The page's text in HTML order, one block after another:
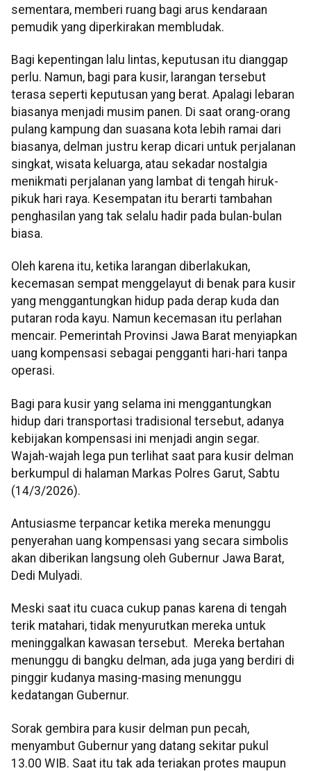
sementara, memberi ruang bagi arus kendaraan
pemudik yang diperkirakan membludak.
Bagi kepentingan lalu lintas, keputusan itu dianggap
perlu. Namun, bagi para kusir, larangan tersebut
terasa seperti keputusan yang berat. Apalagi lebaran
biasanya menjadi musim panen. Di saat orang-orang
pulang kampung dan suasana kota lebih ramai dari
biasanya, delman justru kerap dicari untuk perjalanan
singkat, wisata keluarga, atau sekadar nostalgia
menikmati perjalanan yang lambat di tengah hiruk-
pikuk hari raya. Kesempatan itu berarti tambahan
penghasilan yang tak selalu hadir pada bulan-bulan
biasa.
Oleh karena itu, ketika larangan diberlakukan,
kecemasan sempat menggelayut di benak para kusir
yang menggantungkan hidup pada derap kuda dan
putaran roda kayu. Namun kecemasan itu perlahan
mencair. Pemerintah Provinsi Jawa Barat menyiapkan
uang kompensasi sebagai pengganti hari-hari tanpa
operasi.
Bagi para kusir yang selama ini menggantungkan
hidup dari transportasi tradisional tersebut, adanya
kebijakan kompensasi ini menjadi angin segar.
Wajah-wajah lega pun terlihat saat para kusir delman
berkumpul di halaman Markas Polres Garut, Sabtu
(14/3/2026).
Antusiasme terpancar ketika mereka menunggu
penyerahan uang kompensasi yang secara simbolis
akan diberikan langsung oleh Gubernur Jawa Barat,
Dedi Mulyadi.
Meski saat itu cuaca cukup panas karena di tengah
terik matahari, tidak menyurutkan mereka untuk
meninggalkan kawasan tersebut. Mereka bertahan
menunggu di bangku delman, ada juga yang berdiri di
pinggir kudanya masing-masing menunggu
kedatangan Gubernur.
Sorak gembira para kusir delman pun pecah,
menyambut Gubernur yang datang sekitar pukul
13.00 WIB. Saat itu tak ada teriakan protes maupun